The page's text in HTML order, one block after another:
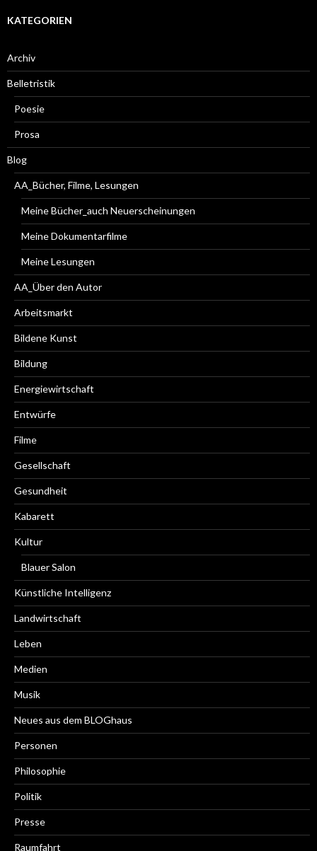
KATEGORIEN
Archiv
Belletristik
Poesie
Prosa
Blog
AA_Bücher, Filme, Lesungen
Meine Bücher_auch Neuerscheinungen
Meine Dokumentarfilme
Meine Lesungen
AA_Über den Autor
Arbeitsmarkt
Bildene Kunst
Bildung
Energiewirtschaft
Entwürfe
Filme
Gesellschaft
Gesundheit
Kabarett
Kultur
Blauer Salon
Künstliche Intelligenz
Landwirtschaft
Leben
Medien
Musik
Neues aus dem BLOGhaus
Personen
Philosophie
Politik
Presse
Raumfahrt